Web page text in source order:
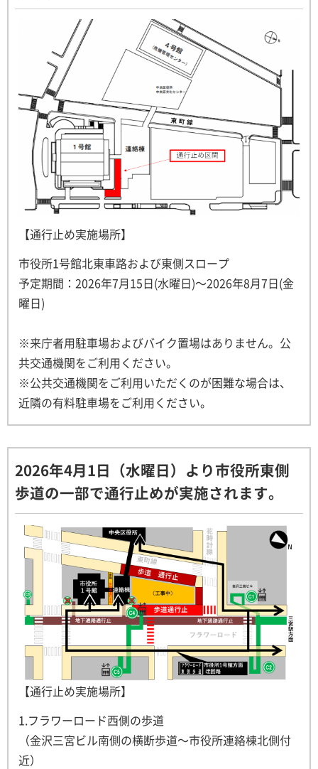
【通行止め実施場所】
市役所1号館北東車路および東側スロープ
予定期間：2026年7月15日(水曜日)～2026年8月7日(金
曜日)
※来庁者用駐車場およびバイク置場はありません。公
共交通機関をご利用ください。
※公共交通機関をご利用いただくのが困難な場合は、
近隣の有料駐車場をご利用ください。
2026年4月1日（水曜日）より市役所東側
歩道の一部で通行止めが実施されます。
【通行止め実施場所】
1.フラワーロード西側の歩道
（金沢三宮ビル南側の横断歩道～市役所連絡棟北側付
近）